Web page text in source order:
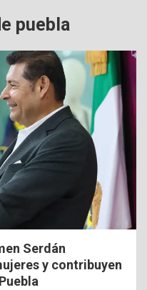
puebla
Serdán
y contribuyen